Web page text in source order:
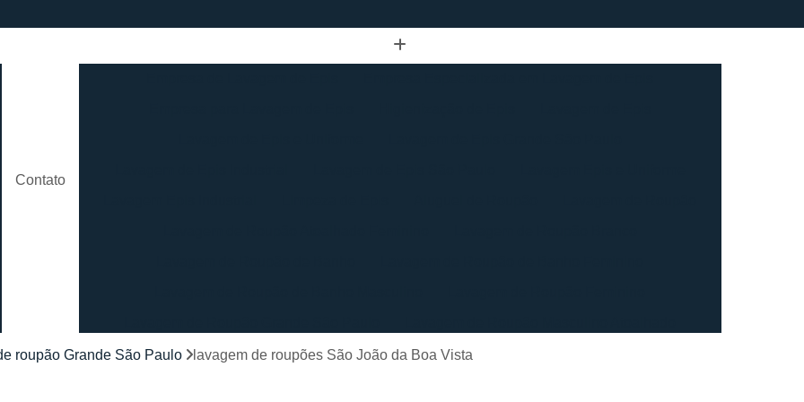
Contato
Lavagem de Roupão São Paulo
Locação de Roupão
roupão Grande São Paulo lavagem de roupões São João da Boa Vista